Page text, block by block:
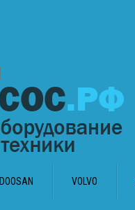
DOOSAN VOLVO